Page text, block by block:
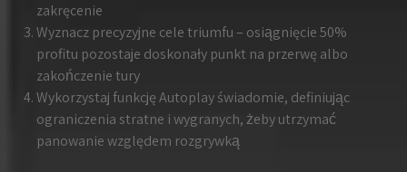
zakręcenie
Wyznacz precyzyjne cele triumfu – osiągnięcie 50%
profitu pozostaje doskonały punkt na przerwę albo
zakończenie tury
Wykorzystaj funkcję Autoplay świadomie, definiując
ograniczenia stratne i wygranych, żeby utrzymać
panowanie względem rozgrywką